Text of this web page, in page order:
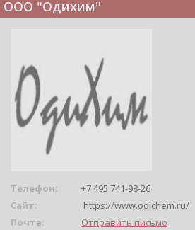
ООО "Одихим"
Телефон:
+7 495 741-98-26
Сайт:
https://www.odichem.ru/
Почта:
Отправить письмо